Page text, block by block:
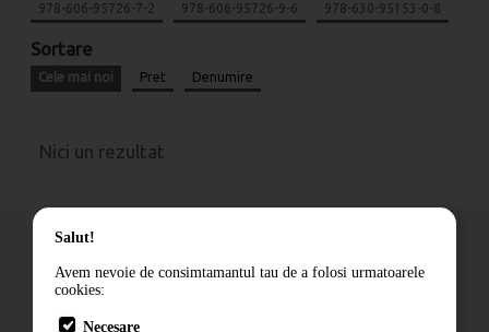
978-606-95726-7-2 978-606-95726-9-6 978-630-95153-0-8
Sortare
Cele mai noi Pret Denumire
Nici un rezultat
Cum comand
Livrare
Salut!
Avem nevoie de consimtamantul tau de a folosi urmatoarele
cookies:
Necesare